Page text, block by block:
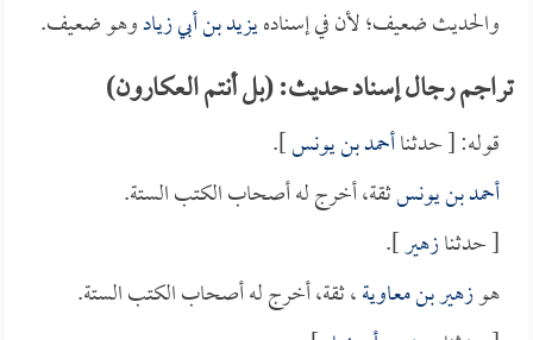
والحديث ضعيف؛ لأن في إسنادهيزيد بن أبي زيادوهو ضعيف.
تراجم رجال إسناد حديث: (بل أنتم العكارون)
قوله: [ حدثناأحمد بن يونس].
أحمد بن يونسثقة، أخرج له أصحاب الكتب الستة.
[ حدثنازهير].
هوزهير بن معاوية، ثقة، أخرج له أصحاب الكتب الستة.